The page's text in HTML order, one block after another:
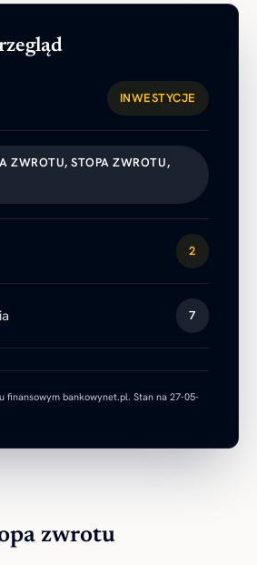
INWESTYCJE
ZWROTU, STOPA ZWROTU,
2
7
finansowym bankowynet.pl. Stan na 27-05-
zwrotu